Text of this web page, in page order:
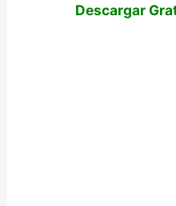
Descargar